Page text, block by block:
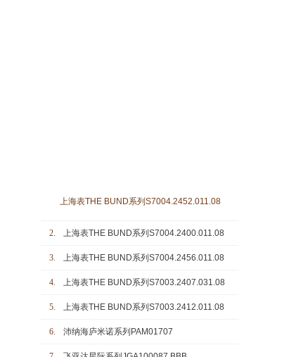
上海表THE BUND系列S7004.2452.011.08
2. 上海表THE BUND系列S7004.2400.011.08
3. 上海表THE BUND系列S7004.2456.011.08
4. 上海表THE BUND系列S7003.2407.031.08
5. 上海表THE BUND系列S7003.2412.011.08
6. 沛纳海庐米诺系列PAM01707